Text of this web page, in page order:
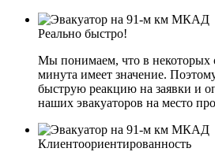
Реально быстро!
Мы понимаем, что в некоторых
минута имеет значение.
быструю реакцию на заявки и
наших эвакуаторов на место
Клиентоориентированность